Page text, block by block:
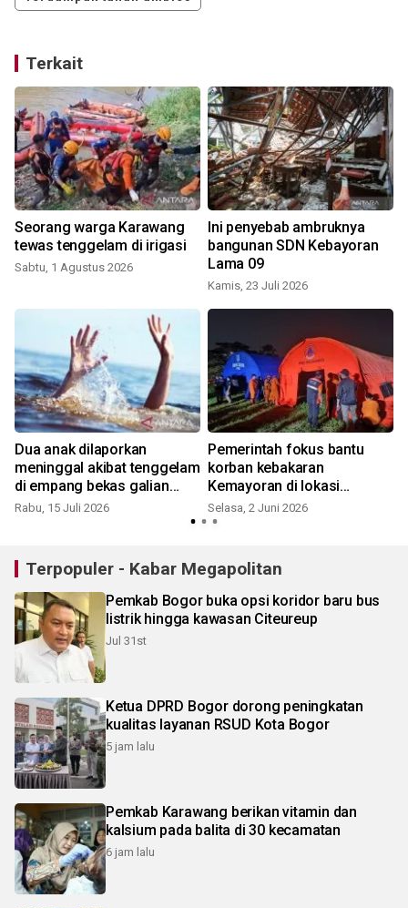
Terkait
Seorang warga Karawang
tewas tenggelam di irigasi
Sabtu, 1 Agustus 2026
Ini penyebab ambruknya
bangunan SDN Kebayoran
Lama 09
Kamis, 23 Juli 2026
Dua anak dilaporkan
meninggal akibat tenggelam
di empang bekas galian
perumahan Karawang
Rabu, 15 Juli 2026
Pemerintah fokus bantu
korban kebakaran
Kemayoran di lokasi
pengungsian
Selasa, 2 Juni 2026
Terpopuler - Kabar Megapolitan
Pemkab Bogor buka opsi koridor baru bus
listrik hingga kawasan Citeureup
Jul 31st
Ketua DPRD Bogor dorong peningkatan
kualitas layanan RSUD Kota Bogor
5 jam lalu
Pemkab Karawang berikan vitamin dan
kalsium pada balita di 30 kecamatan
6 jam lalu